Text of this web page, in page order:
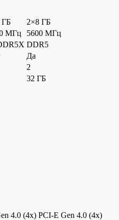
ГБ
2×8 ГБ
МГц
5600 МГц
DDR5
Да
2
32 ГБ
4.0 (4x) PCI-E Gen 4.0 (4x)